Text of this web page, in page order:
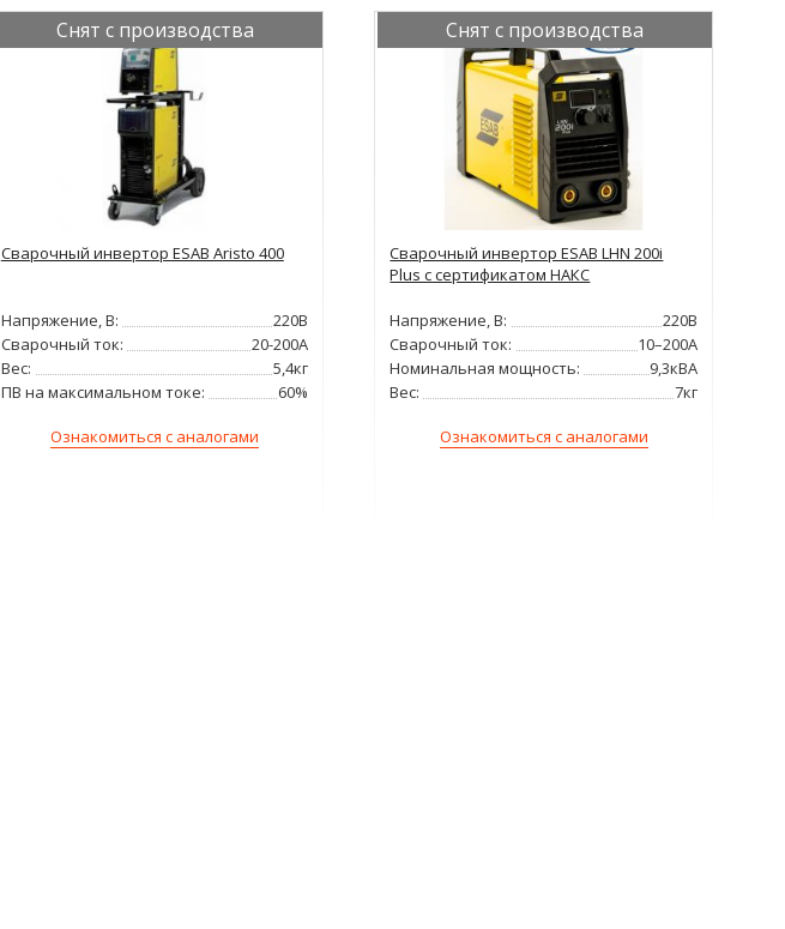
Снят с производства
Сварочный инвертор ESAB Aristo 400
Напряжение, В:
220В
Сварочный ток:
20-200А
Вес:
5,4кг
ПВ на максимальном токе:
60%
Ознакомиться с аналогами
Снят с производства
Сварочный инвертор ESAB LHN 200i
Plus с сертификатом НАКС
Напряжение, В:
220В
Сварочный ток:
10–200А
Номинальная мощность:
9,3кВА
Вес:
7кг
Ознакомиться с аналогами